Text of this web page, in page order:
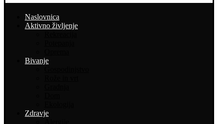
Naslovnica
Aktivno življenje
Bivanje
Zdravje